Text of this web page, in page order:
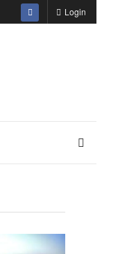
Login